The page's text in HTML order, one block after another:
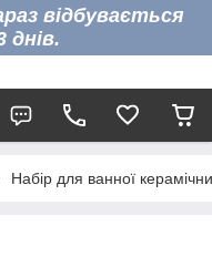
відбувається
днів.
Набір для ванної